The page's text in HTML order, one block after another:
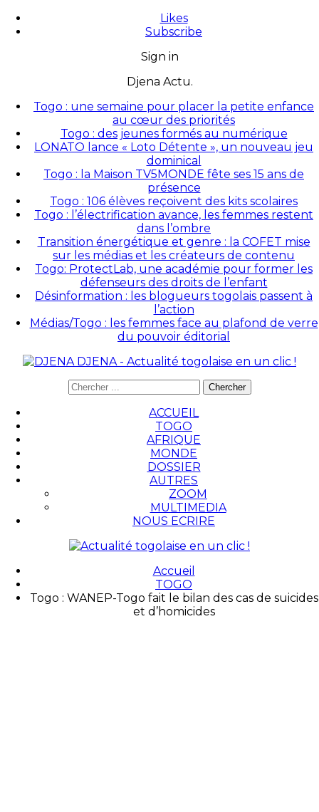
Likes
Subscribe
Sign in
Djena Actu.
Togo : une semaine pour placer la petite enfance
au cœur des priorités
Togo : des jeunes formés au numérique
LONATO lance « Loto Détente », un nouveau jeu
dominical
Togo : la Maison TV5MONDE fête ses 15 ans de
présence
Togo : 106 élèves reçoivent des kits scolaires
Togo : l’électrification avance, les femmes restent
dans l’ombre
Transition énergétique et genre : la COFET mise
sur les médias et les créateurs de contenu
Togo: ProtectLab, une académie pour former les
défenseurs des droits de l’enfant
Désinformation : les blogueurs togolais passent à
l’action
Médias/Togo : les femmes face au plafond de verre
du pouvoir éditorial
DJENA - Actualité togolaise en un clic !
ACCUEIL
TOGO
AFRIQUE
MONDE
DOSSIER
AUTRES
ZOOM
MULTIMEDIA
NOUS ECRIRE
Accueil
TOGO
Togo : WANEP-Togo fait le bilan des cas de suicides
et d’homicides